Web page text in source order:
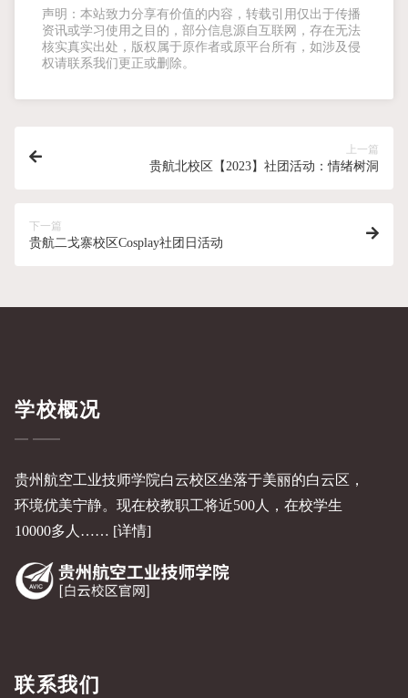
声明：本站致力分享有价值的内容，转载引用仅出于传播
资讯或学习使用之目的，部分信息源自互联网，存在无法
核实真实出处，版权属于原作者或原平台所有，如涉及侵
权请联系我们更正或删除。
上一篇
贵航北校区【2023】社团活动：情绪树洞
下一篇
贵航二戈寨校区Cosplay社团日活动
学校概况
贵州航空工业技师学院白云校区坐落于美丽的白云区，
环境优美宁静。现在校教职工将近500人，在校学生
10000多人…… [详情]
联系我们